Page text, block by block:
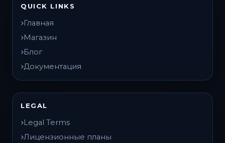
QUICK LINKS
Главная
Магазин
Блог
Документация
LEGAL
Legal Terms
Лицензионные планы